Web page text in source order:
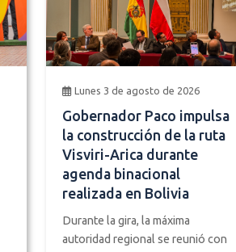
Lunes 3 de agosto de 2026
Gobernador Paco impulsa
la construcción de la ruta
Visviri-Arica durante
agenda binacional
realizada en Bolivia
Durante la gira, la máxima
autoridad regional se reunió con